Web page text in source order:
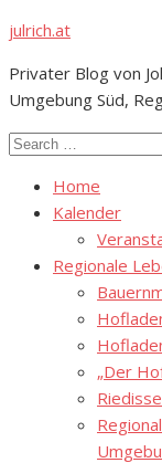
Skip
content
julrich.at
Privater Blog von
Umgebung Süd,
Search
Home
Kalender
Regionale
„Der